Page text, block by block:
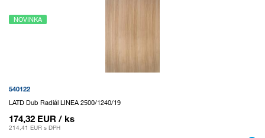
NOVINKA
540122
LATD Dub Radiál LINEA 2500/1240/19
174,32 EUR / ks
214,41 EUR s DPH